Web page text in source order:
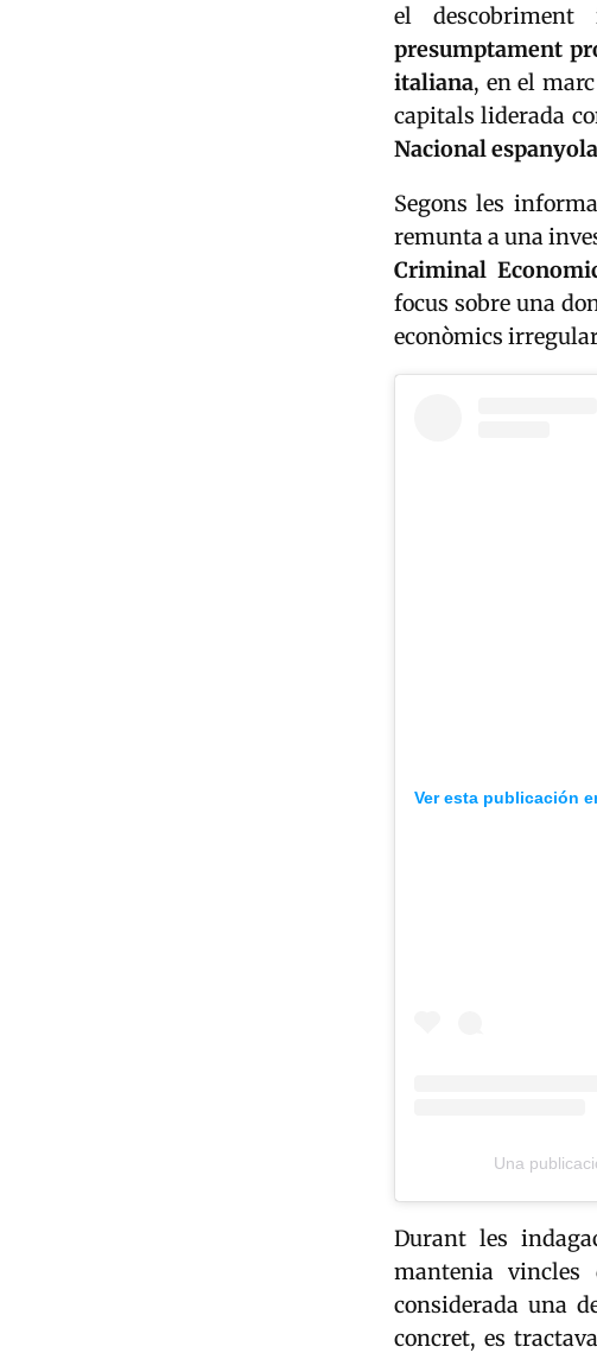
el
presumptament
italiana, en el
capitals liderada
Nacional espanyola
Segons les
remunta a una
Criminal
focus sobre una
econòmics
Ver esta publicación
Una
Durant les
mantenia
considerada una
concret, es